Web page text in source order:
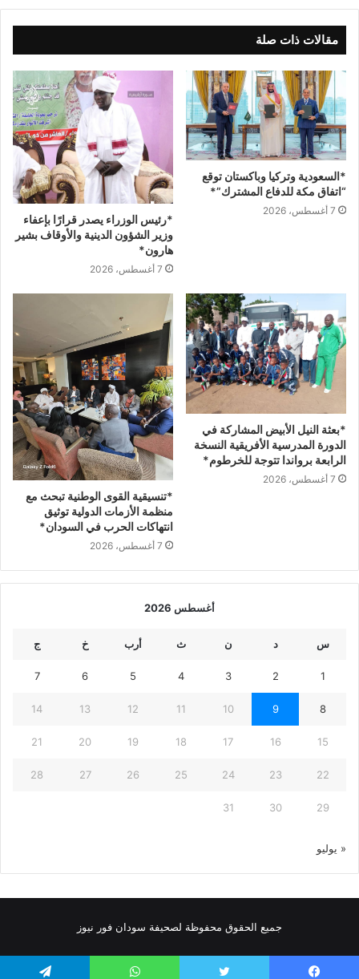
مقالات ذات صلة
*السعودية وتركيا وباكستان توقع
“اتفاق مكة للدفاع المشترك”*
7 أغسطس، 2026
*رئيس الوزراء يصدر قرارًا بإعفاء
وزير الشؤون الدينية والأوقاف بشير
هارون*
7 أغسطس، 2026
*بعثة النيل الأبيض المشاركة في
الدورة المدرسية الأفريقية النسخة
الرابعة برواندا تتوجة للخرطوم*
7 أغسطس، 2026
*تنسيقية القوى الوطنية تبحث مع
منظمة الأزمات الدولية توثيق
انتهاكات الحرب في السودان*
7 أغسطس، 2026
أغسطس 2026
س د ن ث أرب خ ج
1
2
3
4
5
6
7
8
9
10
11
12
13
14
15
16
17
18
19
20
21
22
23
24
25
26
27
28
29
30
31
« يوليو
جميع الحقوق محفوظة لصحيفة سودان فور نيوز